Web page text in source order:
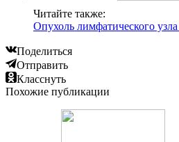
Читайте также:
Опухоль лимфатического
Поделиться
Отправить
Класснуть
Похожие публикации